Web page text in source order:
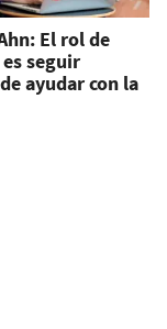
El rol de
seguir
ayudar con la